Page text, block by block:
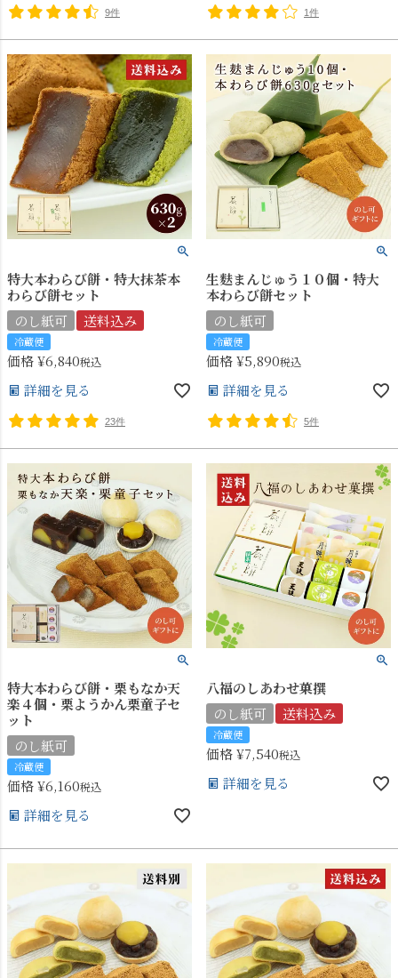
9件 1件
特大本わらび餅・特大抹茶本
わらび餅セット
のし紙可
送料込み
冷蔵便
価格¥6,840税込
詳細を見る
23件
生麩まんじゅう１０個・特大
本わらび餅セット
のし紙可
冷蔵便
価格¥5,890税込
詳細を見る
5件
特大本わらび餅・栗もなか天
楽４個・栗ようかん栗童子セ
ット
のし紙可
冷蔵便
価格¥6,160税込
詳細を見る
八福のしあわせ菓撰
のし紙可
送料込み
冷蔵便
価格¥7,540税込
詳細を見る